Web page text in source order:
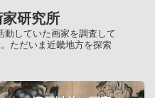
家研究所
動していた画家を調査して
ただいま近畿地方を探索